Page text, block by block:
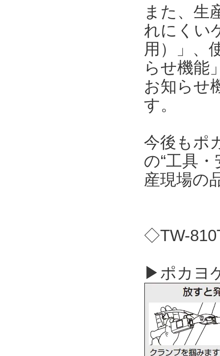
また、生
れにくい
用）」、
らせ機能
お知らせ
す。
今後もポ
の“工具
産現場の
◇TW-
▶ポカヨ